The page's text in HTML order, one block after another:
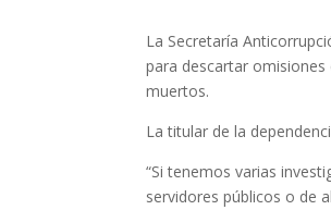
La Secretaría
para descartar
muertos.
La titular de la
“Si tenemos varias
servidores públicos o de